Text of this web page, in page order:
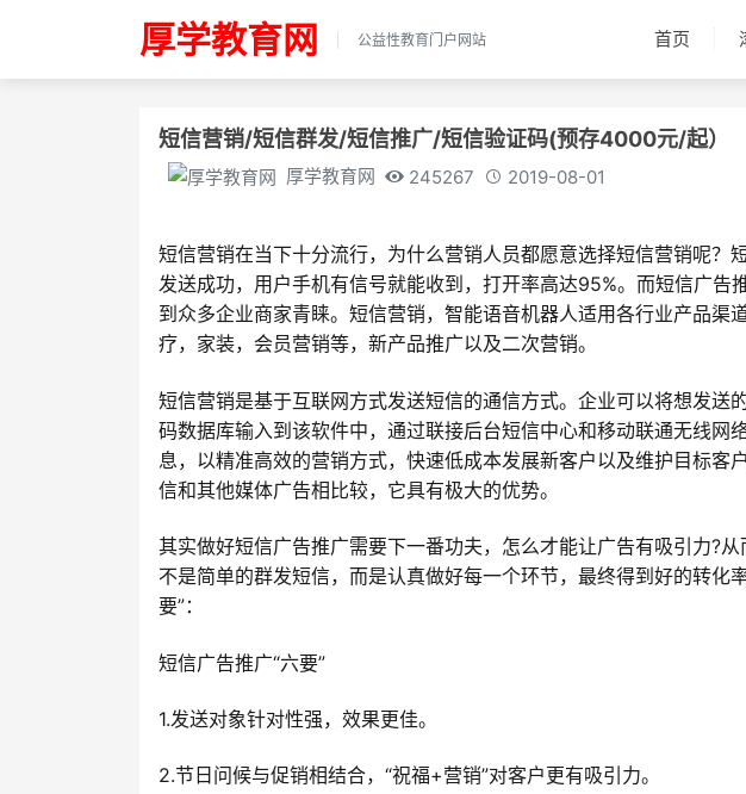
厚学教育网 公益性教育门户网站 首页
短信营销/短信群发/短信推广/短信验证码(预存4000元/起）
厚学教育网 245267 2019-08-01
短信营销在当下十分流行，为什么营销人员都愿意选择短信营销呢？
发送成功，用户手机有信号就能收到，打开率高达95%。而短信广告
到众多企业商家青睐。短信营销，智能语音机器人适用各行业产品渠
疗，家装，会员营销等，新产品推广以及二次营销。
短信营销是基于互联网方式发送短信的通信方式。企业可以将想发送
码数据库输入到该软件中，通过联接后台短信中心和移动联通无线网
息，以精准高效的营销方式，快速低成本发展新客户以及维护目标客
信和其他媒体广告相比较，它具有极大的优势。
其实做好短信广告推广需要下一番功夫，怎么才能让广告有吸引力?
不是简单的群发短信，而是认真做好每一个环节，最终得到好的转化
要”：
短信广告推广“六要”
1.发送对象针对性强，效果更佳。
2.节日问候与促销相结合，“祝福+营销”对客户更有吸引力。